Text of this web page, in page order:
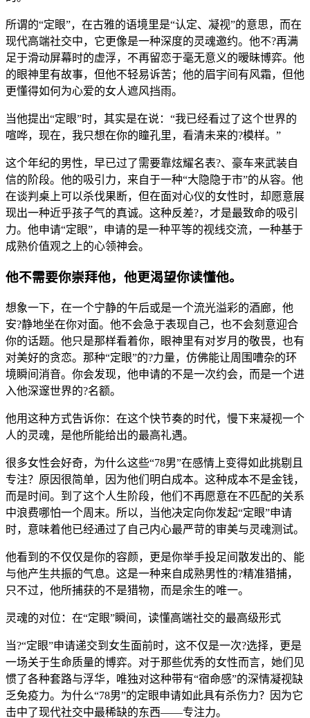
所谓的“定眼”，在古雅的语境里是“认定、凝视”的意思，而在
现代高端社交中，它更像是一种深度的灵魂邀约。他不?再满
足于滑动屏幕时的虚浮，不再留恋于毫无意义的暧昧博弈。他
的眼神里有故事，但他不轻易诉苦；他的眉宇间有风霜，但他
更懂得如何为心爱的女人遮风挡雨。
当他提出“定眼”时，其实是在说：“我已经看过了这个世界的
喧哗，现在，我只想在你的瞳孔里，看清未来的?模样。”
这个年纪的男性，早已过了需要靠炫耀名表?、豪车来武装自
信的阶段。他的吸引力，来自于一种“大隐隐于市”的从容。他
在谈判桌上可以杀伐果断，但在面对心仪的女性时，却愿意展
现出一种近乎孩子气的真诚。这种反差?，才是最致命的吸引
力。他申请“定眼”，申请的是一种平等的视线交流，一种基于
成熟价值观之上的心领神会。
他不需要你崇拜他，他更渴望你读懂他。
想象一下，在一个宁静的午后或是一个流光溢彩的酒廊，他
安?静地坐在你对面。他不会急于表现自己，也不会刻意迎合
你的话题。他只是那样看着你，眼神里有对岁月的敬畏，也有
对美好的贪恋。那种“定眼”的?力量，仿佛能让周围嘈杂的环
境瞬间消音。你会发现，他申请的不是一次约会，而是一个进
入他深邃世界的?名额。
他用这种方式告诉你：在这个快节奏的时代，慢下来凝视一个
人的灵魂，是他所能给出的最高礼遇。
很多女性会好奇，为什么这些“78男”在感情上变得如此挑剔且
专注？原因很简单，因为他们明白成本。这种成本不是金钱，
而是时间。到了这个人生阶段，他们不再愿意在不匹配的关系
中浪费哪怕一个周末。所以，当他决定向你发起“定眼”申请
时，意味着他已经通过了自己内心最严苛的审美与灵魂测试。
他看到的不仅仅是你的容颜，更是你举手投足间散发出的、能
与他产生共振的气息。这是一种来自成熟男性的?精准猎捕，
只不过，他所捕获的不是猎物，而是余生的唯一。
灵魂的对位：在“定眼”瞬间，读懂高端社交的最高级形式
当?“定眼”申请递交到女生面前时，这不仅是一次?选择，更是
一场关于生命质量的博弈。对于那些优秀的女性而言，她们见
惯了各种套路与浮华，唯独对这种带有“宿命感”的深情凝视缺
乏免疫力。为什么“78男”的定眼申请如此具有杀伤力？因为它
击中了现代社交中最稀缺的东西——专注力。